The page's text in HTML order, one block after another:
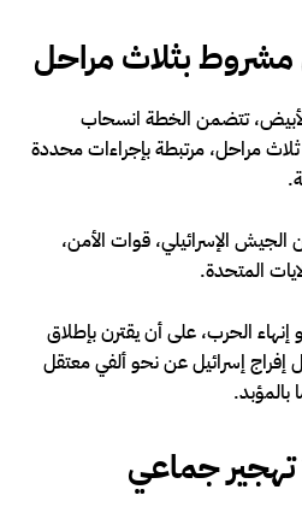
مشروط بثلاث مراحل
تتضمن الخطة انسحاب
مراحل، مرتبطة بإجراءات محددة
الإسرائيلي، قوات الأمن،
المتحدة.
الحرب، على أن يقترن بإطلاق
إفراج إسرائيل عن نحو ألفي معتقل
تهجير جماعي